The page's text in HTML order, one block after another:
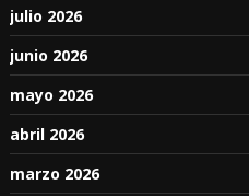
julio 2026
junio 2026
mayo 2026
abril 2026
marzo 2026